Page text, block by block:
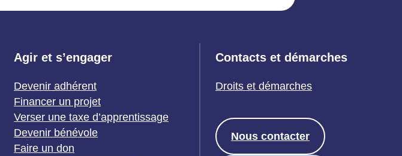
Agir et s’engager
Devenir adhérent
Financer un projet
Verser une taxe d’apprentissage
Devenir bénévole
Faire un don
Contacts et démarches
Droits et démarches
Nous contacter